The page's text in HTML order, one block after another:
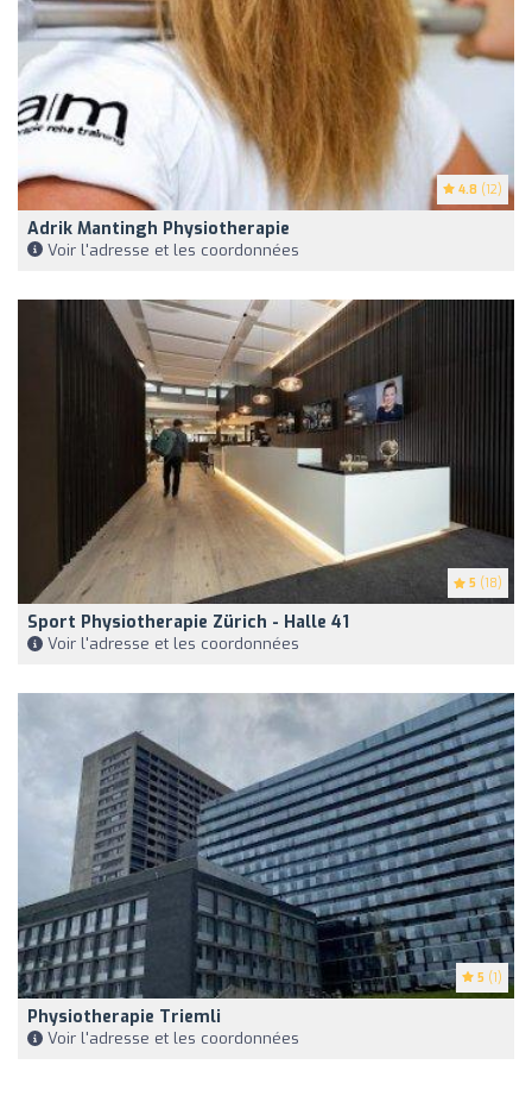
4.8 (12)
Adrik Mantingh Physiotherapie
Voir l'adresse et les coordonnées
5 (18)
Sport Physiotherapie Zürich - Halle 41
Voir l'adresse et les coordonnées
5 (1)
Physiotherapie Triemli
Voir l'adresse et les coordonnées